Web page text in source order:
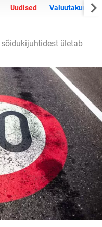
Uudised Valuutakursid
ületab